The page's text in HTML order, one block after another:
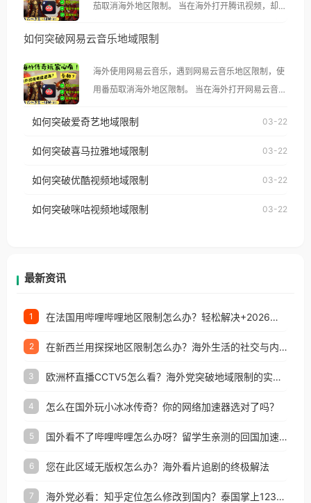
茄取消海外地区限制。 当在海外打开腾讯视频，却突
示语。 海外用户如香港、澳门、台湾、美国、加拿
像其他音乐平台一样，出现地区及版权限制问题，且
仅能在中国大陆地区播放。 遇到这个问题的朋友们，
使用番茄回国加速器，即可解决「海外用户收听腾讯
台湾、美国、加拿大、澳大利亚、欧洲等国家和地区
权限制所困扰。
如何突破网易云音乐地域限制
海外使用网易云音乐，遇到网易云音乐地区限制，使
用番茄取消海外地区限制。 当在海外打开网易云音
播放”的提示语。 海外用户如香港、澳门、台湾、美
国、加拿大、澳大利亚、欧洲等国家和地区时，网易
制问题，且仅能在中国大陆地区播放。 遇到这个问题
户收听网易云音乐地区版权限制」的问题，无论人在
如何突破爱奇艺地域限制 03-22
如何突破喜马拉雅地域限制 03-22
如何突破优酷视频地域限制 03-22
如何突破咪咕视频地域限制 03-22
最新资讯
1 在法国用哔哩哔哩地区限制怎么办？轻松解决+2026世界杯看球攻略
2 在新西兰用探探地区限制怎么办？海外生活的社交与内容之困
3 欧洲杯直播CCTV5怎么看？海外党突破地域限制的实用指南
4 怎么在国外玩小冰冰传奇？你的网络加速器选对了吗？
5 国外看不了哔哩哔哩怎么办呀？留学生亲测的回国加速全攻略（含酷我音乐渤海银行解决方法）
6 您在此区域无版权怎么办？海外看片追剧的终极解法
7 海外党必看：知乎定位怎么修改到国内？泰国掌上12333、印度天府通难题全解决！